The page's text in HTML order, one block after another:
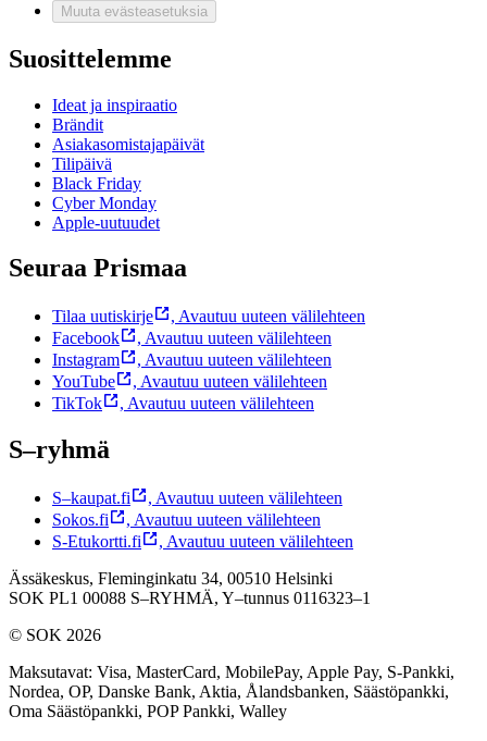
Muuta evästeasetuksia
Suosittelemme
Ideat ja inspiraatio
Brändit
Asiakasomistajapäivät
Tilipäivä
Black Friday
Cyber Monday
Apple-uutuudet
Seuraa Prismaa
Tilaa uutiskirje , Avautuu uuteen välilehteen
Facebook
, Avautuu uuteen välilehteen
Instagram
, Avautuu uuteen välilehteen
YouTube
, Avautuu uuteen välilehteen
TikTok
, Avautuu uuteen välilehteen
S–ryhmä
S–kaupat.fi , Avautuu uuteen välilehteen
Sokos.fi
, Avautuu uuteen välilehteen
S-Etukortti.fi
, Avautuu uuteen välilehteen
Ässäkeskus, Fleminginkatu 34, 00510 Helsinki
SOK PL1 00088 S–RYHMÄ, Y–tunnus 0116323–1
© SOK 2026
Maksutavat: Visa, MasterCard, MobilePay, Apple Pay, S-Pankki,
Nordea, OP, Danske Bank, Aktia, Ålandsbanken, Säästöpankki,
Oma Säästöpankki, POP Pankki, Walley